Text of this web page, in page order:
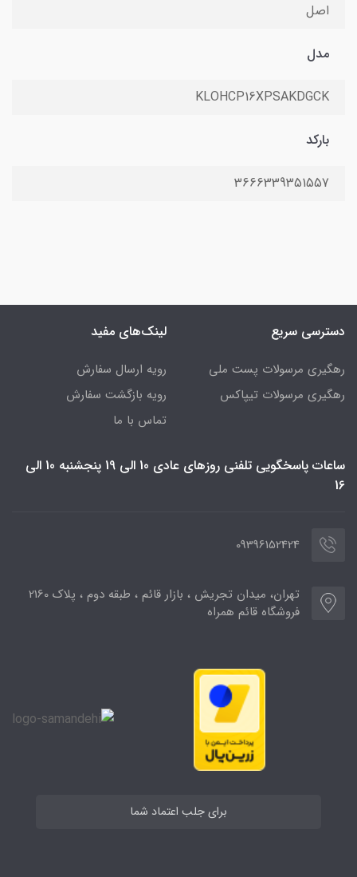
اصل
مدل
KLOHCP16XPSAKDGCK
بارکد
3666339351557
دسترسی سریع
رهگیری مرسولات پست ملی
رهگیری مرسولات تیپاکس
لینک‌های مفید
رویه ارسال سفارش
رویه بازگشت سفارش
تماس با ما
ساعات پاسخگویی تلفنی روزهای عادی 10 الی 19 پنجشنبه 10 الی
16
09396152424
تهران، میدان تجریش ، بازار قائم ، طبقه دوم ، پلاک 2160
فروشگاه قائم همراه
برای جلب اعتماد شما